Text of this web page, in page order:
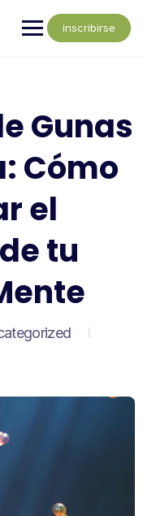
inscribirse
Gunas
Cómo
el
tu